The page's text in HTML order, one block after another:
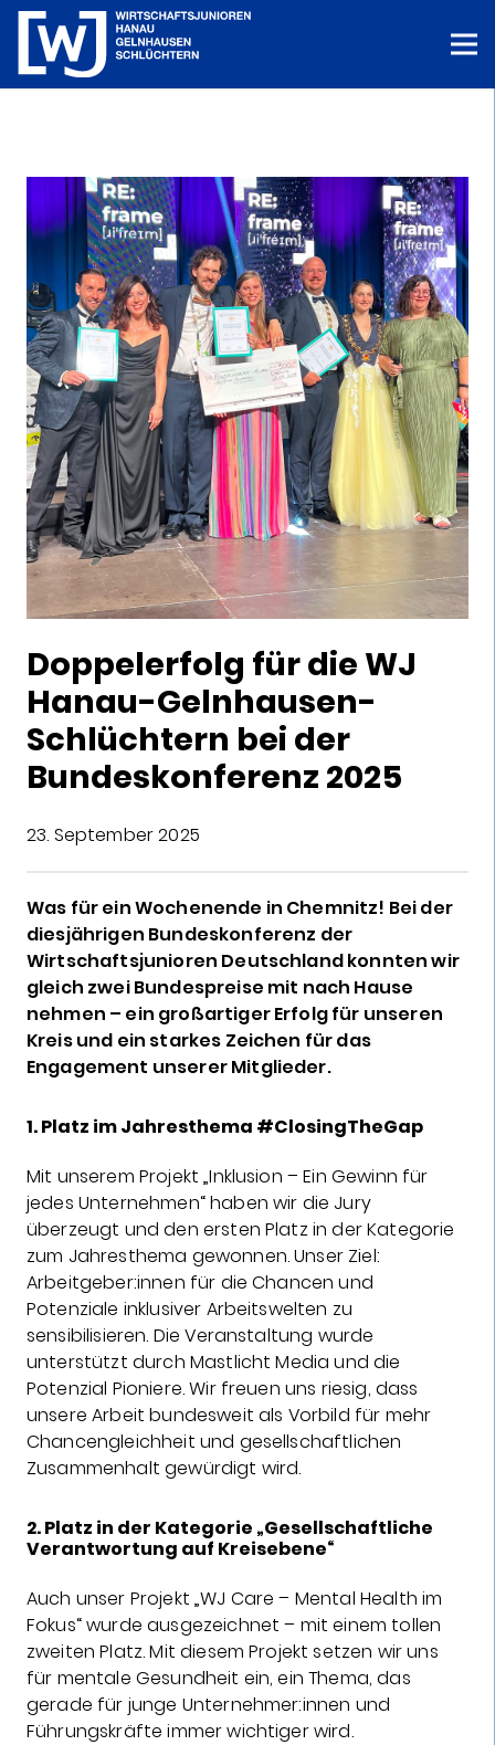
Doppelerfolg für die WJ
Hanau-Gelnhausen-
Schlüchtern bei der
Bundeskonferenz 2025
23. September 2025
Was für ein Wochenende in Chemnitz! Bei der
diesjährigen Bundeskonferenz der
Wirtschaftsjunioren Deutschland konnten wir
gleich zwei Bundespreise mit nach Hause
nehmen – ein großartiger Erfolg für unseren
Kreis und ein starkes Zeichen für das
Engagement unserer Mitglieder.
1. Platz im Jahresthema #ClosingTheGap
Mit unserem Projekt „Inklusion – Ein Gewinn für
jedes Unternehmen“ haben wir die Jury
überzeugt und den ersten Platz in der Kategorie
zum Jahresthema gewonnen. Unser Ziel:
Arbeitgeber:innen für die Chancen und
Potenziale inklusiver Arbeitswelten zu
sensibilisieren. Die Veranstaltung wurde
unterstützt durch Mastlicht Media und die
Potenzial Pioniere. Wir freuen uns riesig, dass
unsere Arbeit bundesweit als Vorbild für mehr
Chancengleichheit und gesellschaftlichen
Zusammenhalt gewürdigt wird.
2. Platz in der Kategorie „Gesellschaftliche
Verantwortung auf Kreisebene“
Auch unser Projekt „WJ Care – Mental Health im
Fokus“ wurde ausgezeichnet – mit einem tollen
zweiten Platz. Mit diesem Projekt setzen wir uns
für mentale Gesundheit ein, ein Thema, das
gerade für junge Unternehmer:innen und
Führungskräfte immer wichtiger wird.